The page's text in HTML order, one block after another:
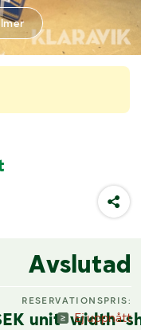
Avslutad
unit-width-
RESERVATIONSPRIS:
Ej uppnått